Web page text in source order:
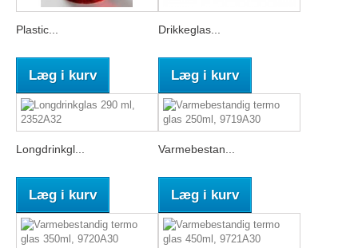
Plastic...
Læg i kurv
Drikkeglas...
Læg i kurv
Longdrinkgl...
Læg i kurv
Varmebestan...
Læg i kurv